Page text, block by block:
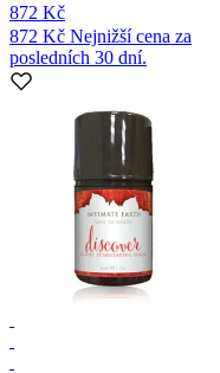
872 Kč
872 Kč Nejnižší cena za
posledních 30 dní.